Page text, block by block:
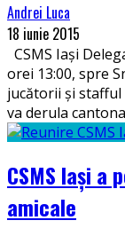
Andrei Luca
18 iunie 2015
CSMS Iași
orei 13:00, spre
jucătorii și stafful
va derula
CSMS Iași
amicale